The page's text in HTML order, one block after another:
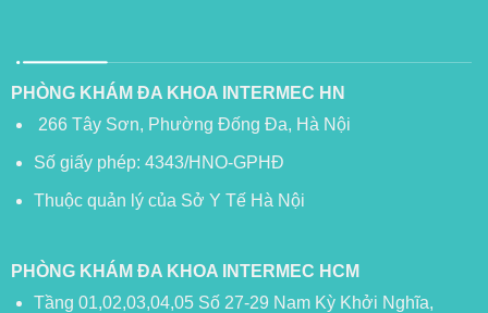
PHÒNG KHÁM ĐA KHOA INTERMEC HN
266 Tây Sơn, Phường Đống Đa, Hà Nội
Số giấy phép: 4343/HNO-GPHĐ
Thuộc quản lý của Sở Y Tế Hà Nội
PHÒNG KHÁM ĐA KHOA INTERMEC HCM
Tầng 01,02,03,04,05 Số 27-29 Nam Kỳ Khởi Nghĩa,